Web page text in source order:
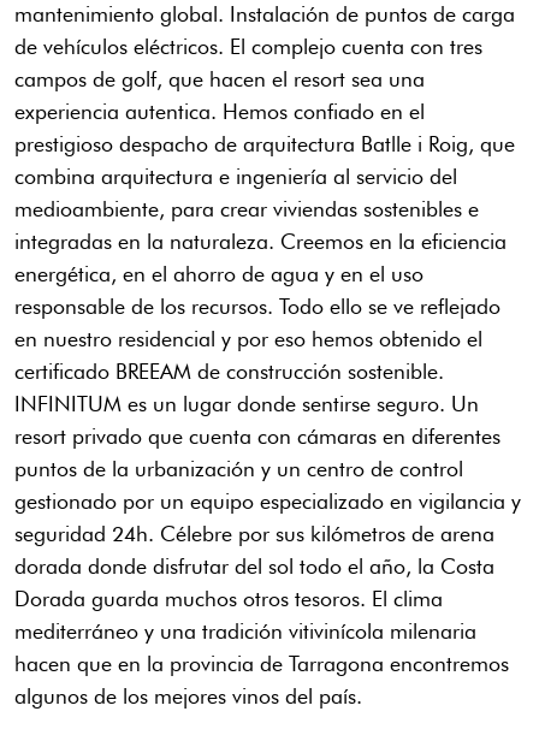
mantenimiento global. Instalación de puntos de carga
de vehículos eléctricos. El complejo cuenta con tres
campos de golf, que hacen el resort sea una
experiencia autentica. Hemos confiado en el
prestigioso despacho de arquitectura Batlle i Roig, que
combina arquitectura e ingeniería al servicio del
medioambiente, para crear viviendas sostenibles e
integradas en la naturaleza. Creemos en la eficiencia
energética, en el ahorro de agua y en el uso
responsable de los recursos. Todo ello se ve reflejado
en nuestro residencial y por eso hemos obtenido el
certificado BREEAM de construcción sostenible.
INFINITUM es un lugar donde sentirse seguro. Un
resort privado que cuenta con cámaras en diferentes
puntos de la urbanización y un centro de control
gestionado por un equipo especializado en vigilancia y
seguridad 24h. Célebre por sus kilómetros de arena
dorada donde disfrutar del sol todo el año, la Costa
Dorada guarda muchos otros tesoros. El clima
mediterráneo y una tradición vitivinícola milenaria
hacen que en la provincia de Tarragona encontremos
algunos de los mejores vinos del país.